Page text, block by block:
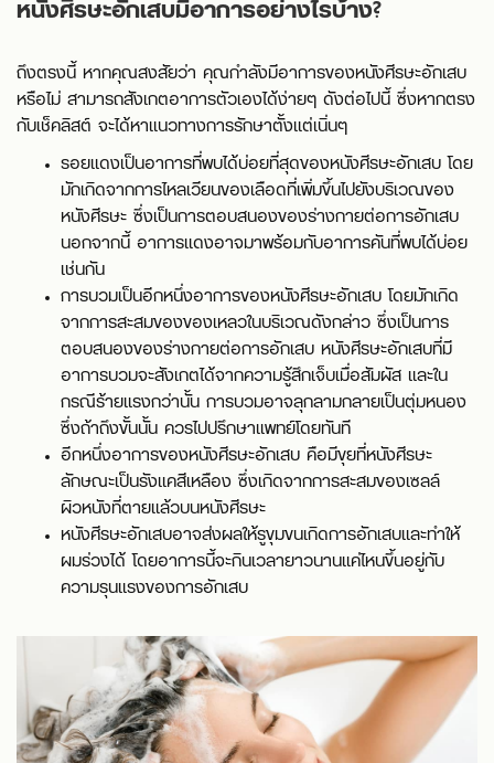
หนังศีรษะอักเสบมีอาการอย่างไรบ้าง?
ถึงตรงนี้ หากคุณสงสัยว่า คุณกำลังมีอาการของหนังศีรษะอักเสบ
หรือไม่ สามารถสังเกตอาการตัวเองได้ง่ายๆ ดังต่อไปนี้ ซึ่งหากตรง
กับเช็คลิสต์ จะได้หาแนวทางการรักษาตั้งแต่เนิ่นๆ
รอยแดงเป็นอาการที่พบได้บ่อยที่สุดของหนังศีรษะอักเสบ โดย
มักเกิดจากการไหลเวียนของเลือดที่เพิ่มขึ้นไปยังบริเวณของ
หนังศีรษะ ซึ่งเป็นการตอบสนองของร่างกายต่อการอักเสบ
นอกจากนี้ อาการแดงอาจมาพร้อมกับอาการคันที่พบได้บ่อย
เช่นกัน
การบวมเป็นอีกหนึ่งอาการของหนังศีรษะอักเสบ โดยมักเกิด
จากการสะสมของของเหลวในบริเวณดังกล่าว ซึ่งเป็นการ
ตอบสนองของร่างกายต่อการอักเสบ หนังศีรษะอักเสบที่มี
อาการบวมจะสังเกตได้จากความรู้สึกเจ็บเมื่อสัมผัส และใน
กรณีร้ายแรงกว่านั้น การบวมอาจลุกลามกลายเป็นตุ่มหนอง
ซึ่งถ้าถึงขั้นนั้น ควรไปปรึกษาแพทย์โดยทันที
อีกหนึ่งอาการของหนังศีรษะอักเสบ คือมีขุยที่หนังศีรษะ
ลักษณะเป็นรังแคสีเหลือง ซึ่งเกิดจากการสะสมของเซลล์
ผิวหนังที่ตายแล้วบนหนังศีรษะ
หนังศีรษะอักเสบอาจส่งผลให้รูขุมขนเกิดการอักเสบและทำให้
ผมร่วงได้ โดยอาการนี้จะกินเวลายาวนานแค่ไหนขึ้นอยู่กับ
ความรุนแรงของการอักเสบ